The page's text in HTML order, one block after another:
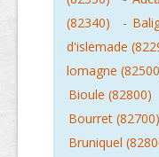
(82340)
-
d'islemade
lomagne
Bioule (82800)
Bourret (82700)
Bruniquel